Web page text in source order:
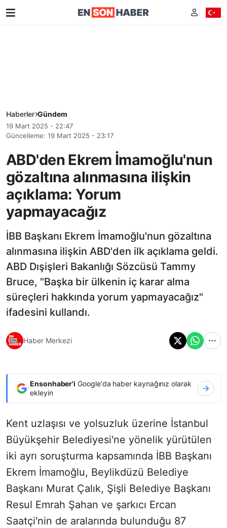
Haberler Gündem
19 Mart 2025 - 22:47
Güncelleme: 19 Mart 2025 - 23:17
ABD'den Ekrem İmamoğlu'nun
gözaltına alınmasına ilişkin
açıklama: Yorum
yapmayacağız
İBB Başkanı Ekrem İmamoğlu'nun gözaltına
alınmasına ilişkin ABD'den ilk açıklama geldi.
ABD Dışişleri Bakanlığı Sözcüsü Tammy
Bruce, "Başka bir ülkenin iç karar alma
süreçleri hakkında yorum yapmayacağız"
ifadesini kullandı.
Haber Merkezi
Ensonhaber'i Google'da haber kaynağınız olarak
ekleyin
Kent uzlaşısı ve yolsuzluk üzerine İstanbul
Büyükşehir Belediyesi'ne yönelik yürütülen
iki ayrı soruşturma kapsamında İBB Başkanı
Ekrem İmamoğlu, Beylikdüzü Belediye
Başkanı Murat Çalık, Şişli Belediye Başkanı
Resul Emrah Şahan ve şarkıcı Ercan
Saatçi'nin de aralarında bulunduğu 87